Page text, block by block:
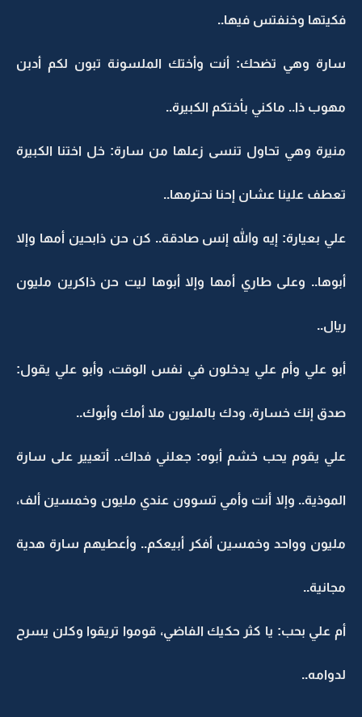
فكيتها وخنفتس فيها..
سارة وهي تضحك: أنت وأختك الملسونة تبون لكم أدبن
مهوب ذا.. ماكني بأختكم الكبيرة..
منيرة وهي تحاول تنسى زعلها من سارة: خل اختنا الكبيرة
تعطف علينا عشان إحنا نحترمها..
علي بعيارة: إيه والله إنس صادقة.. كن حن ذابحين أمها وإلا
أبوها.. وعلى طاري أمها وإلا أبوها ليت حن ذاكرين مليون
ريال..
أبو علي وأم علي يدخلون في نفس الوقت، وأبو علي يقول:
صدق إنك خسارة، ودك بالمليون ملا أمك وأبوك..
علي يقوم يحب خشم أبوه: جعلني فداك.. أتعيير على سارة
الموذية.. وإلا أنت وأمي تسوون عندي مليون وخمسين ألف،
مليون وواحد وخمسين أفكر أبيعكم.. وأعطيهم سارة هدية
مجانية..
أم علي بحب: يا كثر حكيك الفاضي، قوموا تريقوا وكلن يسرح
لدوامه..